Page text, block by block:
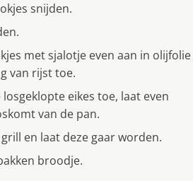
snijden.
met sjalotje even aan in olijfolie
van rijst toe.
eikes toe, laat even
van de pan.
en laat deze gaar worden.
broodje.